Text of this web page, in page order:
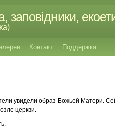
Контакт Поддержка
увидели образ Божьей Матери.
церкви.